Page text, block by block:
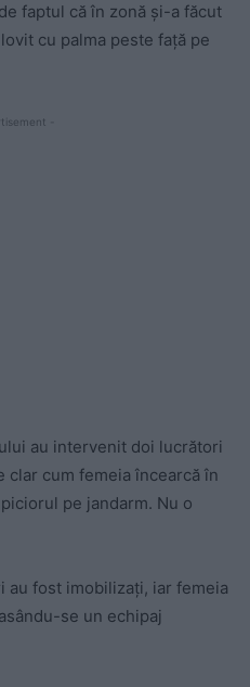
faptul că în zonă și-a făcut
cu palma peste față pe
-
ului au intervenit doi lucrători
clar cum femeia încearcă în
pe jandarm. Nu o
au fost imobilizaţi, iar femeia
se un echipaj